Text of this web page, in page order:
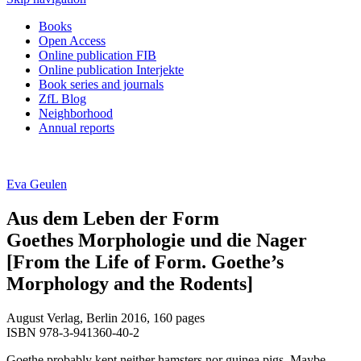
Books
Open Access
Online publication FIB
Online publication Interjekte
Book series and journals
ZfL Blog
Neighborhood
Annual reports
Eva Geulen
Aus dem Leben der Form
Goethes Morphologie und die Nager
[From the Life of Form. Goethe’s
Morphology and the Rodents]
August Verlag, Berlin 2016, 160 pages
ISBN 978-3-941360-40-2